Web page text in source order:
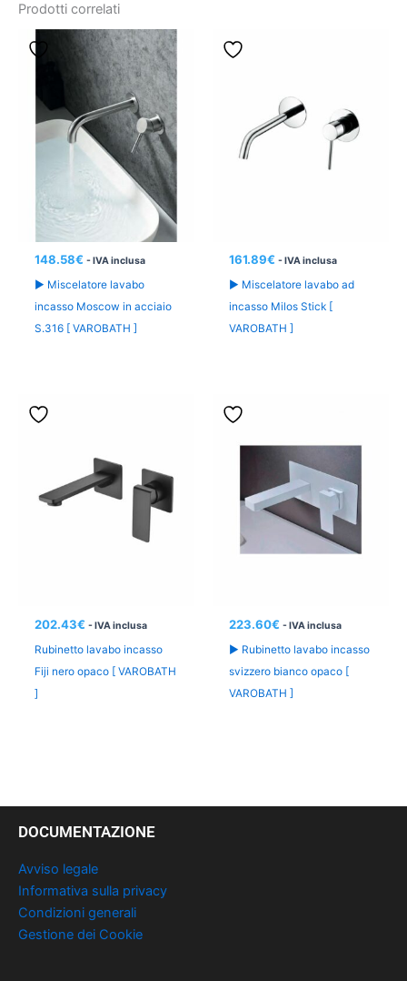
Prodotti correlati
148.58€ - IVA inclusa
► Miscelatore lavabo
incasso Moscow in acciaio
S.316 [ VAROBATH ]
161.89€ - IVA inclusa
► Miscelatore lavabo ad
incasso Milos Stick [
VAROBATH ]
202.43€ - IVA inclusa
Rubinetto lavabo incasso
Fiji nero opaco [ VAROBATH
]
223.60€ - IVA inclusa
► Rubinetto lavabo incasso
svizzero bianco opaco [
VAROBATH ]
DOCUMENTAZIONE
Avviso legale
Informativa sulla privacy
Condizioni generali
Gestione dei Cookie